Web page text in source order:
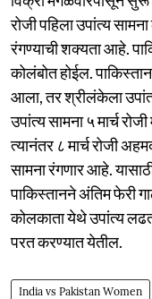
रोजी पहिला उपांत्य
रंगण्याची शक्यता आहे.
कोलंबोत होईल.
आला, तर श्रीलंकेला
उपांत्य सामना ५ मार्च
त्यानंतर ८ मार्च रोजी
सामना रंगणार आहे.
पाकिस्तानने अंतिम फेरी
कोलकाता येथे उपांत्य
परत करण्यात येतील.
India vs Pakistan Women